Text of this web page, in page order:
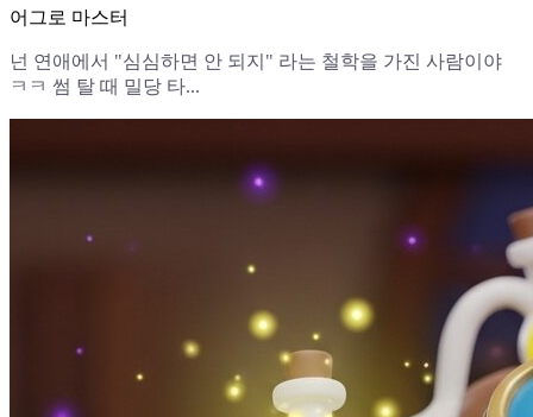
어그로 마스터
넌 연애에서 "심심하면 안 되지" 라는 철학을 가진 사람이야
ㅋㅋ 썸 탈 때 밀당 타...